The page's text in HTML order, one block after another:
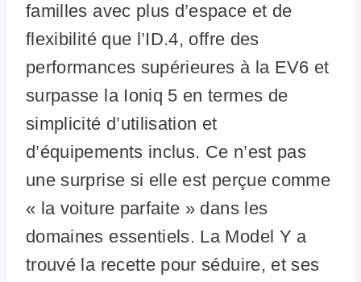
familles avec plus d’espace et de
flexibilité que l’ID.4, offre des
performances supérieures à la EV6 et
surpasse la Ioniq 5 en termes de
simplicité d’utilisation et
d’équipements inclus. Ce n’est pas
une surprise si elle est perçue comme
« la voiture parfaite » dans les
domaines essentiels. La Model Y a
trouvé la recette pour séduire, et ses